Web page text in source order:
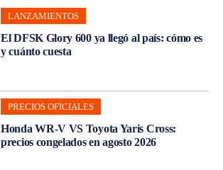
LANZAMIENTOS
El DFSK Glory 600 ya llegó al país: cómo es
y cuánto cuesta
PRECIOS OFICIALES
Honda WR-V VS Toyota Yaris Cross:
precios congelados en agosto 2026